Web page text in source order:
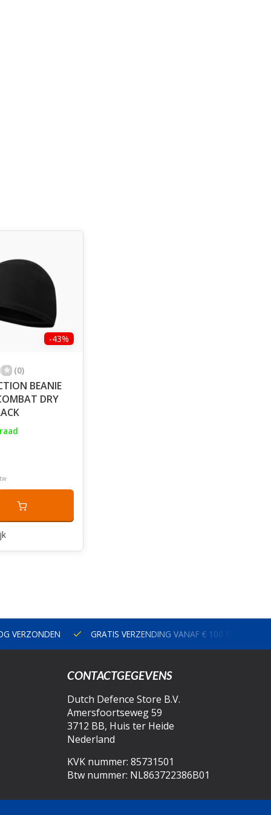
-43%
(0)
BEANIE
DRY
VERZONDEN GRATIS VERZENDING VANAF € 100 BINNEN
CONTACTGEGEVENS
Dutch Defence Store B.V.
Amersfoortseweg 59
3712 BB, Huis ter Heide
Nederland
KVK nummer: 85731501
Btw nummer: NL863722386B01